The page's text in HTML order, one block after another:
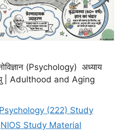
(Psychology) अध्याय
| Adulthood and Aging
(222) Study
NIOS Study Material